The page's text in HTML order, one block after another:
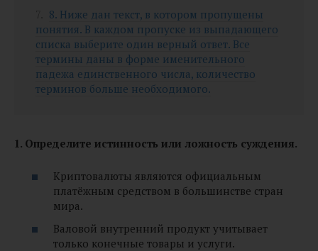
8. Ниже дан текст, в котором пропущены
понятия. В каждом пропуске из выпадающего
списка выберите один верный ответ. Все
термины даны в форме именительного
падежа единственного числа, количество
терминов больше необходимого.
1. Определите истинность или ложность суждения.
Криптовалюты являются официальным
платёжным средством в большинстве стран
мира.
Валовой внутренний продукт учитывает
только конечные товары и услуги.